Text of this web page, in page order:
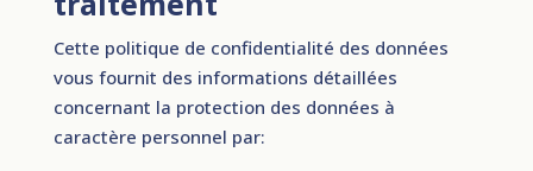
Cette politique de confidentialité des données
vous fournit des informations détaillées
concernant la protection des données à
caractère personnel par: